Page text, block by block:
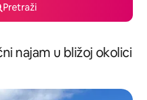
Pretraži
najam u bližoj okolici